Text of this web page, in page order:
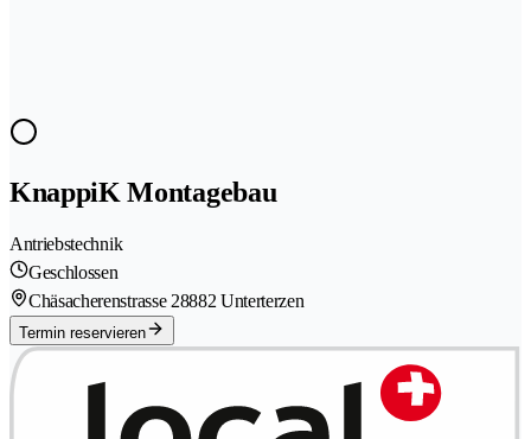
KnappiK Montagebau
Antriebstechnik
Geschlossen
Chäsacherenstrasse 28882 Unterterzen
Termin reservieren